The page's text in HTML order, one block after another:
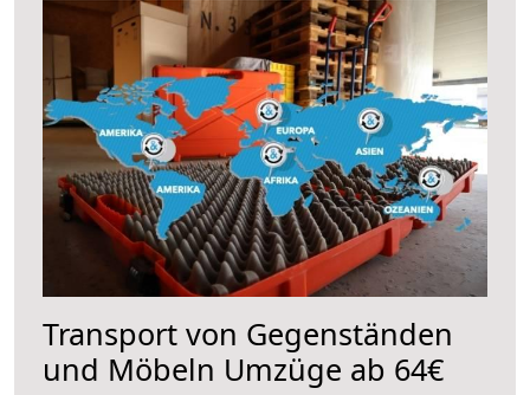
Transport von Gegenständen
und Möbeln Umzüge ab 64€